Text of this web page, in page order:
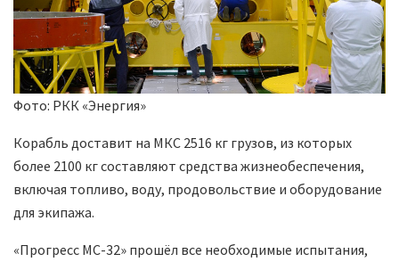
Фото: РКК «Энергия»
Корабль доставит на МКС 2516 кг грузов, из которых
более 2100 кг составляют средства жизнеобеспечения,
включая топливо, воду, продовольствие и оборудование
для экипажа.
«Прогресс МС-32» прошёл все необходимые испытания,